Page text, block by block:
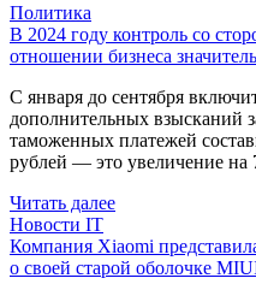
Политика
В 2024 году контроль со
отношении бизнеса
С января до сентября
дополнительных взысканий
таможенных платежей
рублей — это увеличение на
Читать далее
Новости IT
Компания Xiaomi
о своей старой оболочке